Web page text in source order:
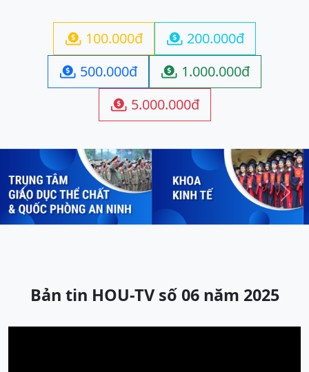
 100.000đ  200.000đ
 500.000đ  1.000.000đ
 5.000.000đ
Previous Next
Bản tin HOU-TV số 06 năm 2025